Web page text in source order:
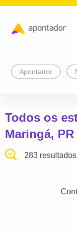
Apontador
Todos os
Maringá, PR
283